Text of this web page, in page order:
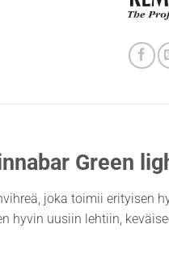
Green
joka toimii erityisen
hyvin uusiin lehtiin,